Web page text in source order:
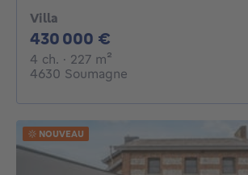
Villa
430 000 €
4 ch. 4 chambres
· 227 m²
4630 Soumagne
NOUVEAU